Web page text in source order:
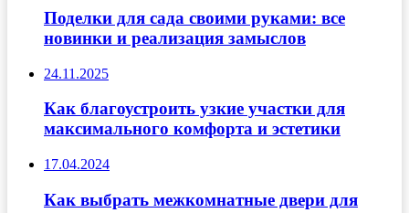
Поделки для сада своими руками: все
новинки и реализация замыслов
24.11.2025
Как благоустроить узкие участки для
максимального комфорта и эстетики
17.04.2024
Как выбрать межкомнатные двери для